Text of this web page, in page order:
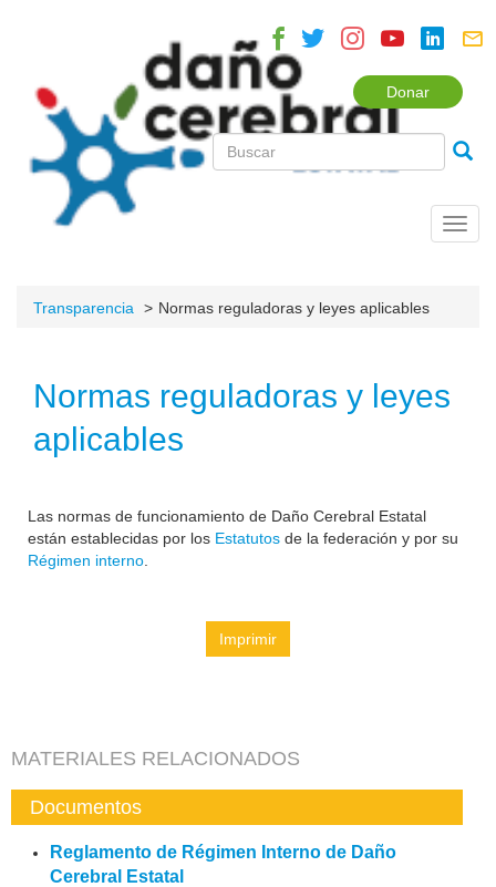
Donar
Transparencia Normas reguladoras y leyes aplicables
Normas reguladoras y leyes
aplicables
Las normas de funcionamiento de Daño Cerebral Estatal
están establecidas por los Estatutos de la federación y por su
Régimen interno
Imprimir
MATERIALES RELACIONADOS
Documentos
Reglamento de Régimen Interno de Daño
Cerebral Estatal